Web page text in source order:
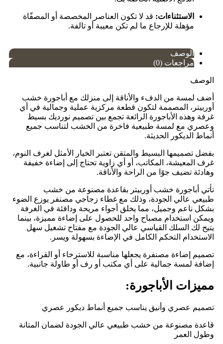
الاستثناءات: قد لا تكون العناصر المخصصة أو المصفّاة
مؤهلة للإرجاع ما لم تكن معيبة أو تالفة.
الوصف
مراجعات (0)
الوصف
أضف لمسة من الدفء والأناقة إلى منزلك مع أباجورة خشب
أوربيتر، المصممة لتكون قطعة مركزية عملية وجمالية في أي
غرفة وهذه الأباجورة الرائعة تجمع بين تصميم نورديك بسيط
وعصري مع لمسة طبيعية فاخرة من الخشب لتناسب جميع
أنماط الديكور الحديثة.
بفضل تصميمها البسيط والمتقن تعتبر الخيار الأمثل لغرف النوم،
غرف المعيشة، المكاتب، أو أي زاوية تحتاج إلى إضاءة خفيفة
وهادئة تضيف جوًا من الراحة والأناقة.
تأتي أباجورة خشب أوربيتر بقاعدة مصنوعة من خشب
طبيعي عالي الجودة، وذلك مع غطاء زجاجي مصنفر يوزع الضوء
بشكل ناعم وجميل، مما يخلق أجواء مريحة ودافئة في الغرفة
ويمكن استخدام مصباح واحد للحصول على إضاءة مميزة، بينما
يتيح لك السلك القياسي عالي الجودة مع مفتاح تشغيل سهل
الاستخدام التحكم الكامل في الإضاءة بسهولة ويسر.
تصميم إضاءة مصنفرة يجعلها مناسبة للاسترخاء أو القراءة، مع
إضافة لمسة جمالية على أي مكتب أو رف أو طاولة جانبية.
مميزات الأباجورة:
تصميم عصري وأنيق يناسب جميع أنماط ديكور عصري
قاعدة مصنوعة من خشب طبيعي عالي الجودة لضمان المتانة
وطول العمر